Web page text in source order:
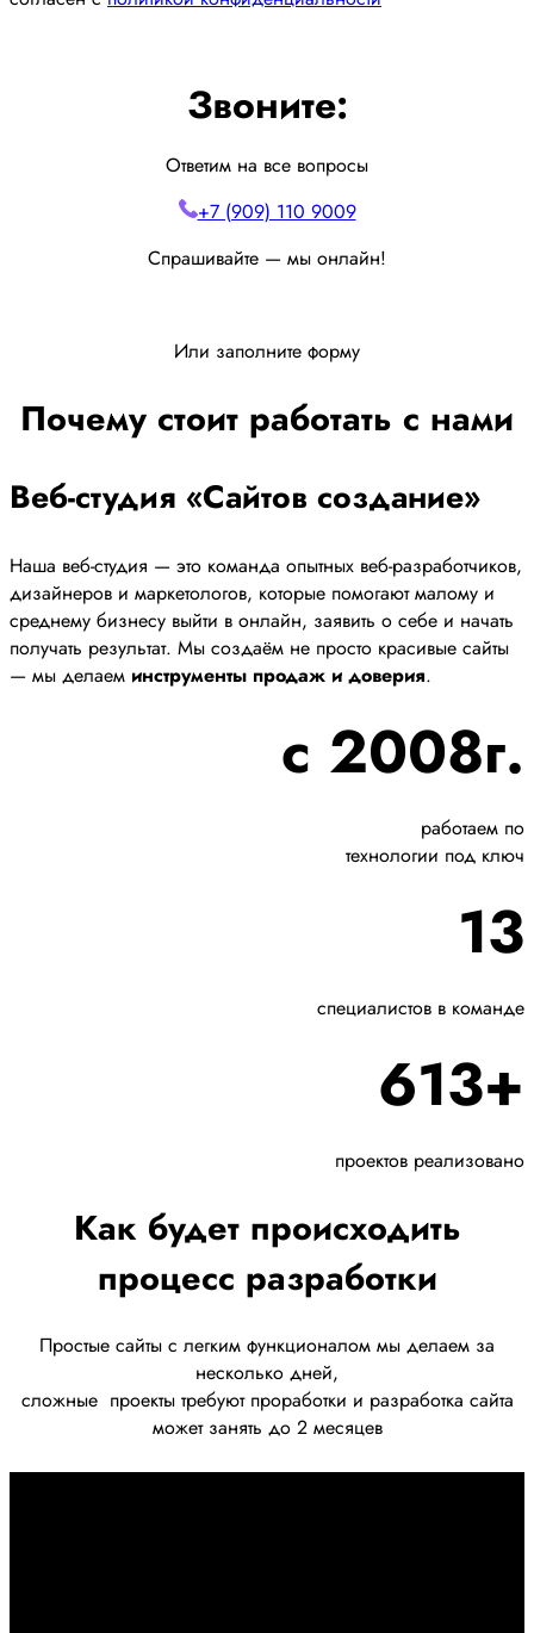
Звоните:
Ответим на все вопросы
+7 (909) 110 9009
Спрашивайте — мы онлайн!
Или заполните форму
Почему стоит работать с нами
Веб-студия «Сайтов создание»
Наша веб-студия — это команда опытных веб-разработчиков,
дизайнеров и маркетологов, которые помогают малому и
среднему бизнесу выйти в онлайн, заявить о себе и начать
получать результат. Мы создаём не просто красивые сайты
— мы делаем инструменты продаж и доверия.
с 2008г.
работаем по
технологии под ключ
13
специалистов в команде
613+
проектов реализовано
Как будет происходить
процесс разработки
Простые сайты с легким функционалом мы делаем за
несколько дней,
сложные проекты требуют проработки и разработка сайта
может занять до 2 месяцев